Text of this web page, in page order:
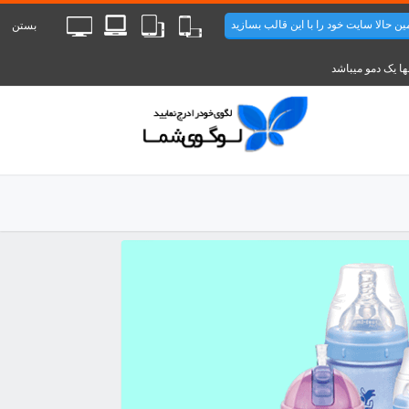
بستن حالا سایت خود را با این قالب بسازید